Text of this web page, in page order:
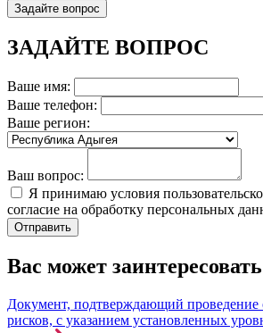
Задайте вопрос
ЗАДАЙТЕ ВОПРОС
Ваше имя:
Ваше телефон:
Ваше регион:
Ваш вопрос:
Я принимаю условия
согласие на обработку персональных
Вас может заинтересовать
Документ, подтверждающий проведение
рисков, с указанием установленных